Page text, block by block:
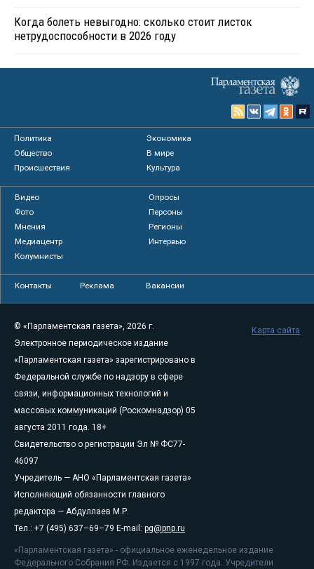
Когда болеть невыгодно: сколько стоит листок
нетрудоспособности в 2026 году
Политика
Экономика
Общество
В мире
Происшествия
Культура
Видео
Опросы
Фото
Персоны
Мнения
Регионы
Медиацентр
Интервью
Колумнисты
Контакты Реклама Вакансии
© «Парламентская газета», 2026 г.
Электронное периодическое издание
«Парламентская газета» зарегистрировано в
Федеральной службе по надзору в сфере
связи, информационных технологий и
массовых коммуникаций (Роскомнадзор) 05
августа 2011 года. 18+
Свидетельство о регистрации Эл № ФС77-
46097
Учредитель — АНО «Парламентская газета»
Исполняющий обязанности главного
редактора — Абдуллаев М.Р.
Тел.: +7 (495) 637–69–79 E-mail: pg@pnp.ru
«Парламентская газета» - официальное еженедельное издание
Федерального Собрания РФ. Издается с 1997 года. Учредители
Карта сайта